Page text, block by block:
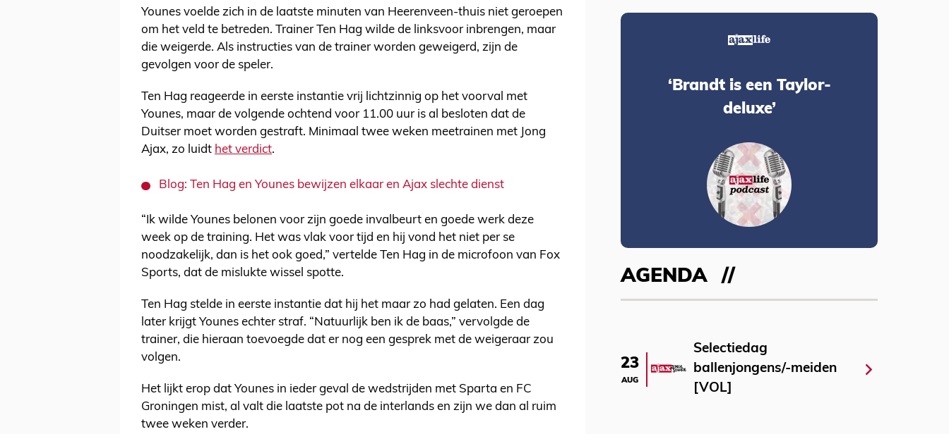
Younes voelde zich in de laatste minuten van Heerenveen-thuis niet geroepen
om het veld te betreden. Trainer Ten Hag wilde de linksvoor inbrengen, maar
die weigerde. Als instructies van de trainer worden geweigerd, zijn de
gevolgen voor de speler.
Ten Hag reageerde in eerste instantie vrij lichtzinnig op het voorval met
Younes, maar de volgende ochtend voor 11.00 uur is al besloten dat de
Duitser moet worden gestraft. Minimaal twee weken meetrainen met Jong
Ajax, zo luidt het verdict.
Blog: Ten Hag en Younes bewijzen elkaar en Ajax slechte dienst
“Ik wilde Younes belonen voor zijn goede invalbeurt en goede werk deze
week op de training. Het was vlak voor tijd en hij vond het niet per se
noodzakelijk, dan is het ook goed,” vertelde Ten Hag in de microfoon van Fox
Sports, dat de mislukte wissel spotte.
Ten Hag stelde in eerste instantie dat hij het maar zo had gelaten. Een dag
later krijgt Younes echter straf. “Natuurlijk ben ik de baas,” vervolgde de
trainer, die hieraan toevoegde dat er nog een gesprek met de weigeraar zou
volgen.
Het lijkt erop dat Younes in ieder geval de wedstrijden met Sparta en FC
Groningen mist, al valt die laatste pot na de interlands en zijn we dan al ruim
twee weken verder.
‘Brandt is een Taylor-
deluxe’
AGENDA
23
AUG
Selectiedag
ballenjongens/-meiden
[VOL]